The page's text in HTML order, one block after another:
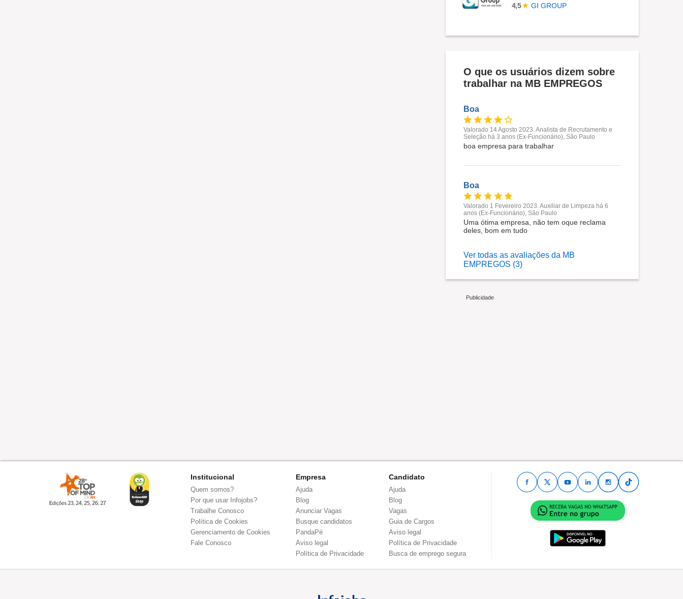
4,5 GI GROUP
O que os usuários dizem sobre
trabalhar na MB EMPREGOS
Boa
Valorado 14 Agosto 2023. Analista de Recrutamento e
Seleção há 3 anos (Ex-Funcionário), São Paulo
boa empresa para trabalhar
Boa
Valorado 1 Fevereiro 2023. Auxiliar de Limpeza há 6
anos (Ex-Funcionário), São Paulo
Uma ótima empresa, não tem oque reclama
deles, bom em tudo
Ver todas as avaliações da MB
EMPREGOS (3)
Institucional
Quem somos?
Por que usar Infojobs?
Trabalhe Conosco
Política de Cookies
Gerenciamento de Cookies
Fale Conosco
Empresa
Ajuda
Blog
Anunciar Vagas
Busque candidatos
PandaPé
Aviso legal
Política de Privacidade
Candidato
Ajuda
Blog
Vagas
Guia de Cargos
Aviso legal
Política de Privacidade
Busca de emprego segura